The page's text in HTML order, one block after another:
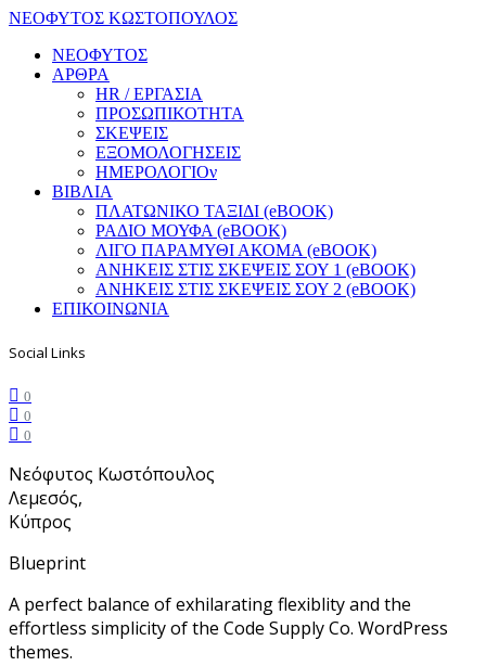
ΝΕΟΦΥΤΟΣ ΚΩΣΤΟΠΟΥΛΟΣ
ΝΕΟΦΥΤΟΣ
ΑΡΘΡΑ
HR / ΕΡΓΑΣΙΑ
ΠΡΟΣΩΠΙΚΟΤΗΤΑ
ΣΚΕΨΕΙΣ
ΕΞΟΜΟΛΟΓΗΣΕΙΣ
ΗΜΕΡΟΛΟΓΙΟν
ΒΙΒΛΙΑ
ΠΛΑΤΩΝΙΚΟ ΤΑΞΙΔΙ (eBOOK)
ΡΑΔΙΟ ΜΟΥΦΑ (eBOOK)
ΛΙΓΟ ΠΑΡΑΜΥΘΙ ΑΚΟΜΑ (eBOOK)
ΑΝΗΚΕΙΣ ΣΤΙΣ ΣΚΕΨΕΙΣ ΣΟΥ 1 (eBOOK)
ΑΝΗΚΕΙΣ ΣΤΙΣ ΣΚΕΨΕΙΣ ΣΟΥ 2 (eBOOK)
ΕΠΙΚΟΙΝΩΝΙΑ
Social Links
0
0
0
Νεόφυτος Κωστόπουλος
Λεμεσός,
Κύπρος
Blueprint
A perfect balance of exhilarating flexiblity and the
effortless simplicity of the Code Supply Co. WordPress
themes.